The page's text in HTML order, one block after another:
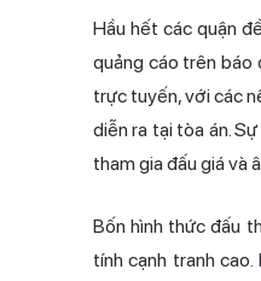
Hầu hết các quận
quảng cáo trên báo
trực tuyến, với các
diễn ra tại tòa án.
tham gia đấu giá và
Bốn hình thức đấu
tính cạnh tranh